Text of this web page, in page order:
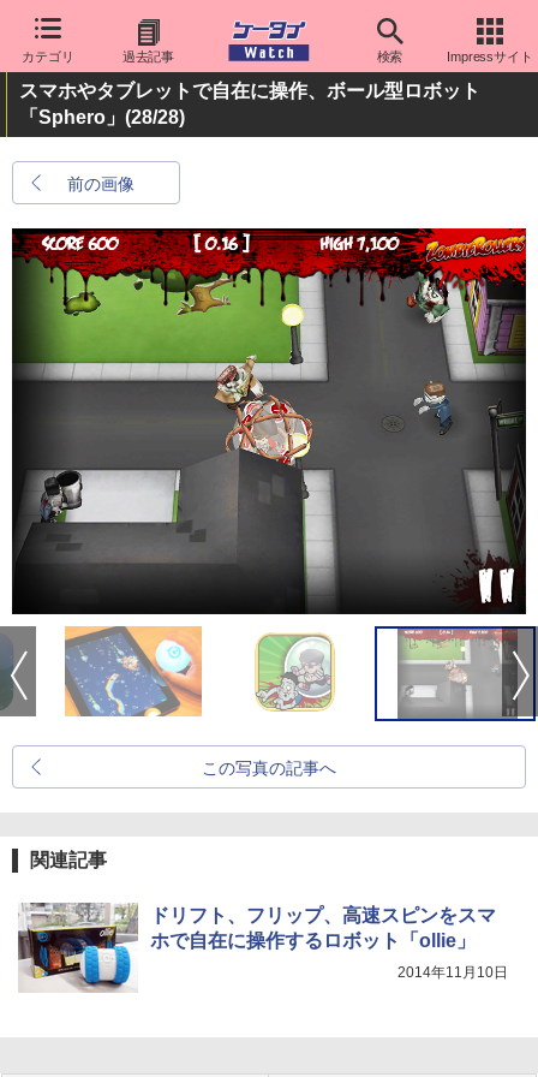
カテゴリ 過去記事 検索 Impressサイト
スマホやタブレットで自在に操作、ボール型ロボット
「Sphero」 (28/28)
前の画像
この写真の記事へ
関連記事
ドリフト、フリップ、高速スピンをスマ
ホで自在に操作するロボット「ollie」
2014年11月10日